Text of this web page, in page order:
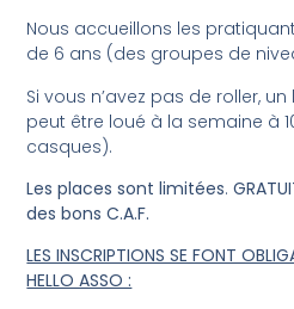
Nous accueillons les
de 6 ans (des groupes de
Si vous n’avez pas de roller,
peut être loué à la semaine à
casques).
Les places sont limitées.
des bons C.A.F.
LES INSCRIPTIONS SE FONT
HELLO ASSO :